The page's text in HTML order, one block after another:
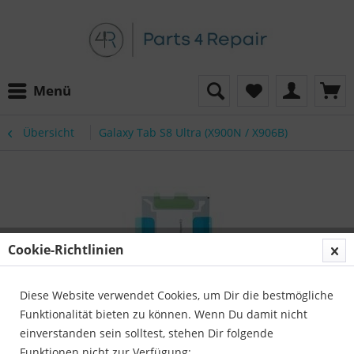
Menü
Übersicht Galaxy Tab S8 Ultra (X900N / X906B)
Cookie-Richtlinien
Diese Website verwendet Cookies, um Dir die bestmögliche
Funktionalität bieten zu können. Wenn Du damit nicht
einverstanden sein solltest, stehen Dir folgende